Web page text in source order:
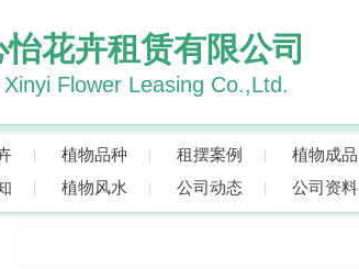
花卉租赁有限公司
Flower Leasing Co.,Ltd.
植物品种 租摆案例 植物成品
植物风水 公司动态 公司资料